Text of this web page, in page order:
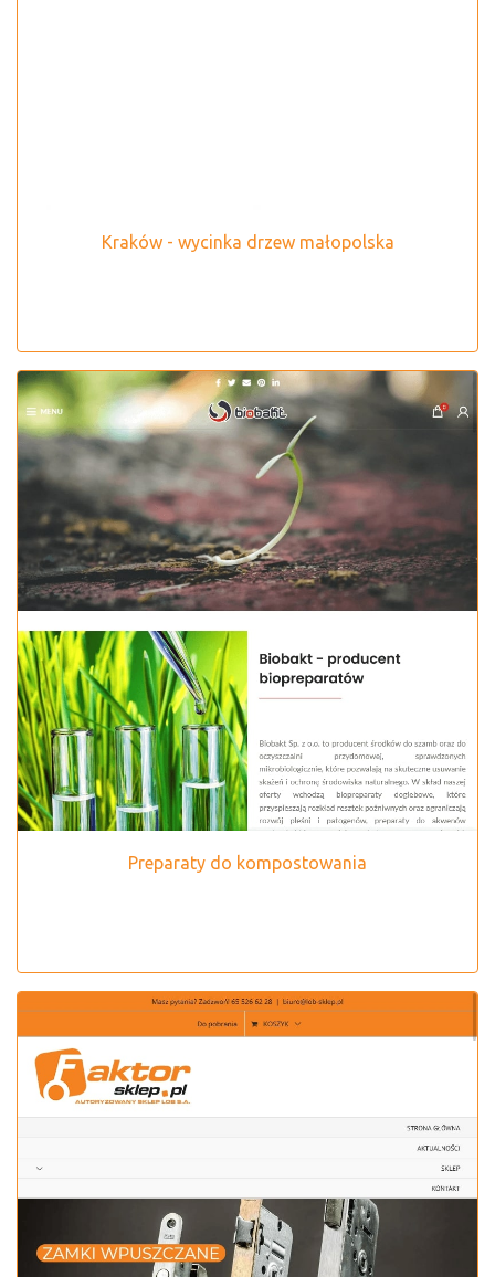
Kraków - wycinka drzew małopolska
Preparaty do kompostowania